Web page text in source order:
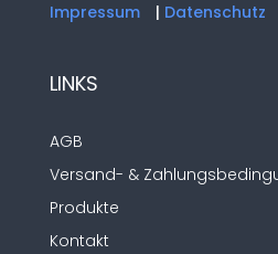
Impressum
| Datenschutz
LINKS
AGB
Versand- &
Produkte
Kontakt